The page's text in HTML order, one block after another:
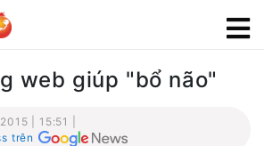
web giúp "bổ não"
| 15:51 |
trên